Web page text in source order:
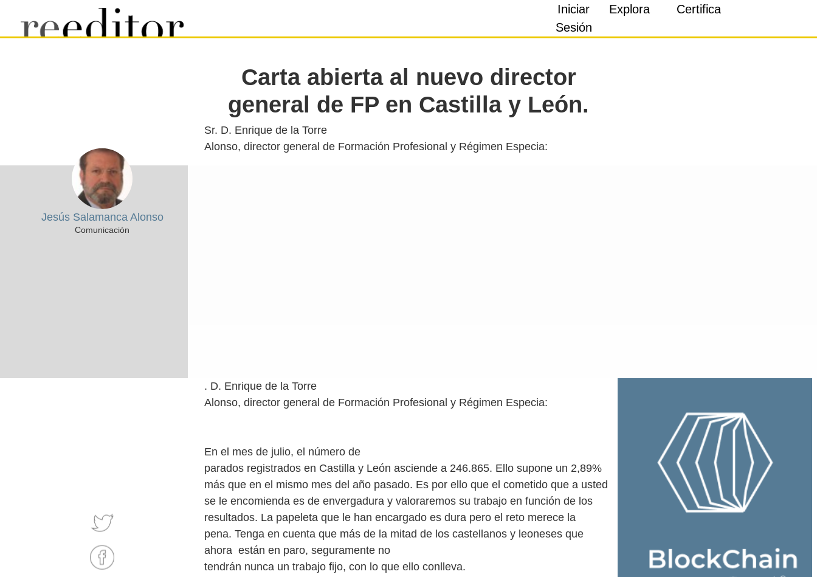
Iniciar
Sesión
Explora Certifica
Jesús Salamanca Alonso
Comunicación
Carta abierta al nuevo director
general de FP en Castilla y León.
Sr. D. Enrique de la Torre
. D. Enrique de la Torre
Alonso, director general de Formación Profesional y Régimen Especia:
En el mes de julio, el número de
parados registrados en Castilla y León asciende a 246.865. Ello supone un 2,89%
más que en el mismo mes del año pasado. Es por ello que el cometido que a usted
se le encomienda es de envergadura y valoraremos su trabajo en función de los
resultados. La papeleta que le han encargado es dura pero el reto merece la
pena. Tenga en cuenta que más de la mitad de los castellanos y leoneses que
ahora están en paro, seguramente no
tendrán nunca un trabajo fijo, con lo que ello conlleva.